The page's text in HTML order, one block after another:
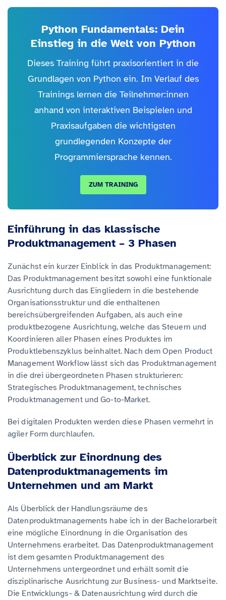
Python Fundamentals: Dein
Einstieg in die Welt von Python
Dieses Training führt praxisorientiert in die
Grundlagen von Python ein. Im Verlauf des
Trainings lernen die Teilnehmer:innen
anhand von interaktiven Beispielen und
Praxisaufgaben die wichtigsten
grundlegenden Konzepte der
Programmiersprache kennen.
ZUM TRAINING
Einführung in das klassische
Produktmanagement – 3 Phasen
Zunächst ein kurzer Einblick in das Produktmanagement:
Das Produktmanagement besitzt sowohl eine funktionale
Ausrichtung durch das Eingliedern in die bestehende
Organisationsstruktur und die enthaltenen
bereichsübergreifenden Aufgaben, als auch eine
produktbezogene Ausrichtung, welche das Steuern und
Koordinieren aller Phasen eines Produktes im
Produktlebenszyklus beinhaltet. Nach dem Open Product
Management Workflow lässt sich das Produktmanagement
in die drei übergeordneten Phasen strukturieren:
Strategisches Produktmanagement, technisches
Produktmanagement und Go-to-Market.
Bei digitalen Produkten werden diese Phasen vermehrt in
agiler Form durchlaufen.
Überblick zur Einordnung des
Datenproduktmanagements im
Unternehmen und am Markt
Als Überblick der Handlungsräume des
Datenproduktmanagements habe ich in der Bachelorarbeit
eine mögliche Einordnung in die Organisation des
Unternehmens erarbeitet. Das Datenproduktmanagement
ist dem gesamten Produktmanagement des
Unternehmens untergeordnet und erhält somit die
disziplinarische Ausrichtung zur Business- und Marktseite.
Die Entwicklungs- & Datenausrichtung wird durch die